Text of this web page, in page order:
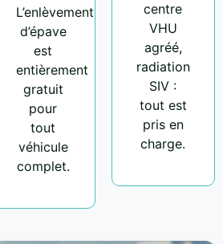
L’enlèvement
d’épave
est
entièrement
gratuit
pour
tout
véhicule
complet.
centre
VHU
agréé,
radiation
SIV :
tout est
pris en
charge.